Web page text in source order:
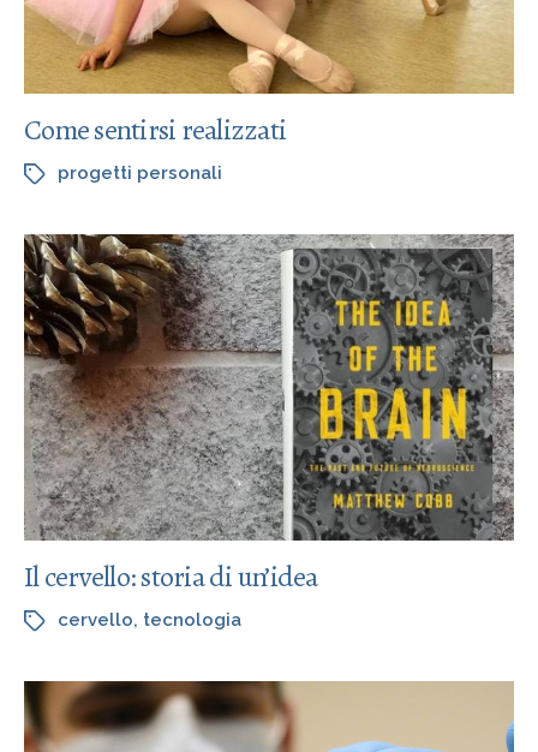
Come sentirsi realizzati
progetti personali
Il cervello: storia di un’idea
cervello, tecnologia